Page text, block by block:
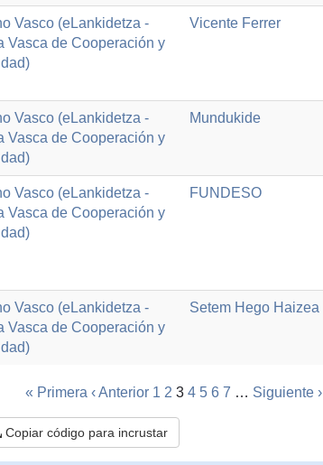
Vasco (eLankidetza -
Vasca de Cooperación y
Vicente Ferrer
Vasco (eLankidetza -
Vasca de Cooperación y
Mundukide
Vasco (eLankidetza -
Vasca de Cooperación y
FUNDESO
Vasco (eLankidetza -
Vasca de Cooperación y
Setem Hego Haizea
« Primera ‹ Anterior 1 2 3 4 5 6 7 … Siguiente ›
Copiar código para incrustar